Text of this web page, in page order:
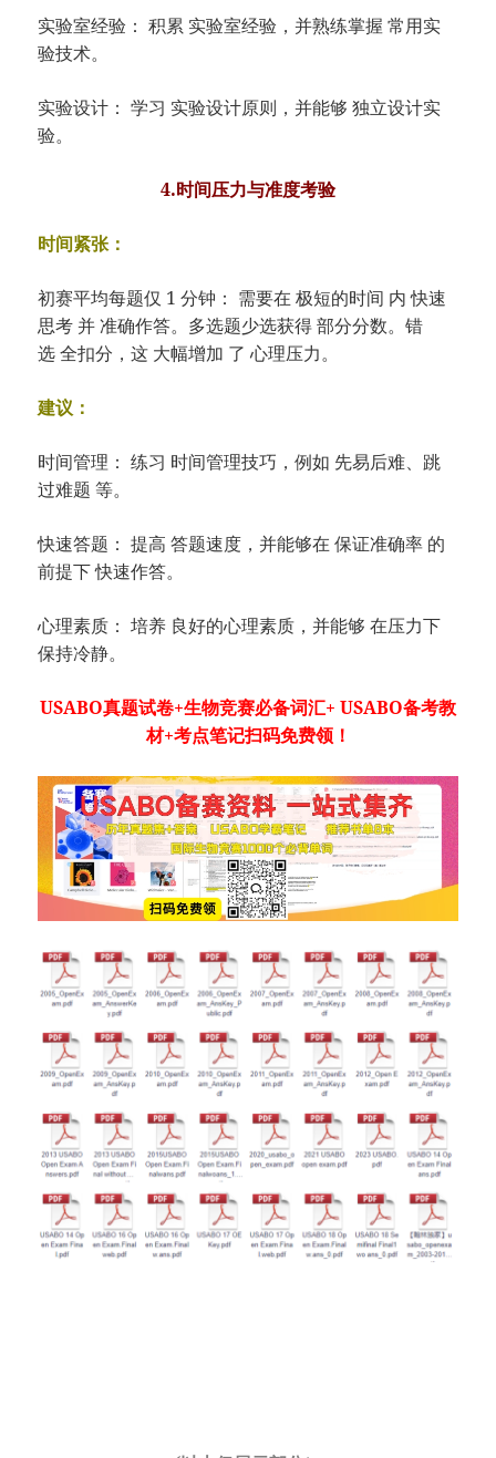
实验室经验： 积累 实验室经验，并熟练掌握 常用实
验技术。
实验设计： 学习 实验设计原则，并能够 独立设计实
验。
4.时间压力与准度考验
时间紧张：
初赛平均每题仅 1 分钟： 需要在 极短的时间 内 快速
思考 并 准确作答。多选题少选获得 部分分数。错
选 全扣分，这 大幅增加 了 心理压力。
建议：
时间管理： 练习 时间管理技巧，例如 先易后难、跳
过难题 等。
快速答题： 提高 答题速度，并能够在 保证准确率 的
前提下 快速作答。
心理素质： 培养 良好的心理素质，并能够 在压力下
保持冷静。
USABO真题试卷+生物竞赛必备词汇+ USABO备考教
材+考点笔记扫码免费领！